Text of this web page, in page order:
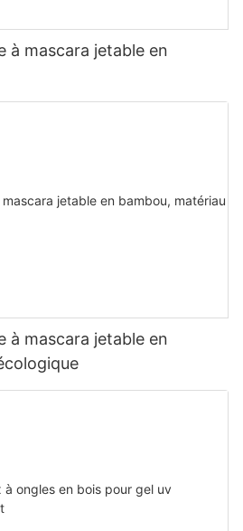
à mascara jetable en
à mascara jetable en